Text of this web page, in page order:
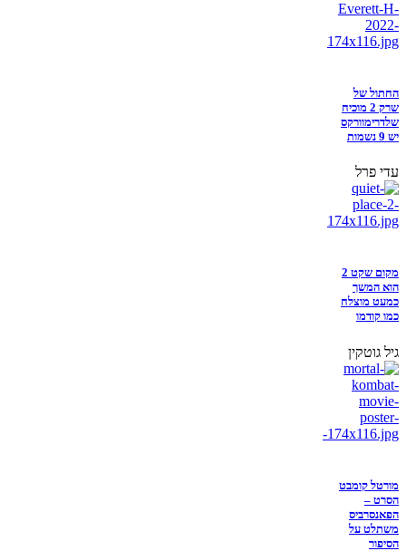
החתול של
שרק 2 מוכיח
שלדרימוורקס
יש 9 נשמות
עדי פרל
מקום שקט 2
הוא המשך
כמעט מוצלח
כמו קודמו
גיל גוטקין
מורטל קומבט
הסרט –
הפאנסרביס
משתלט על
הסיפור